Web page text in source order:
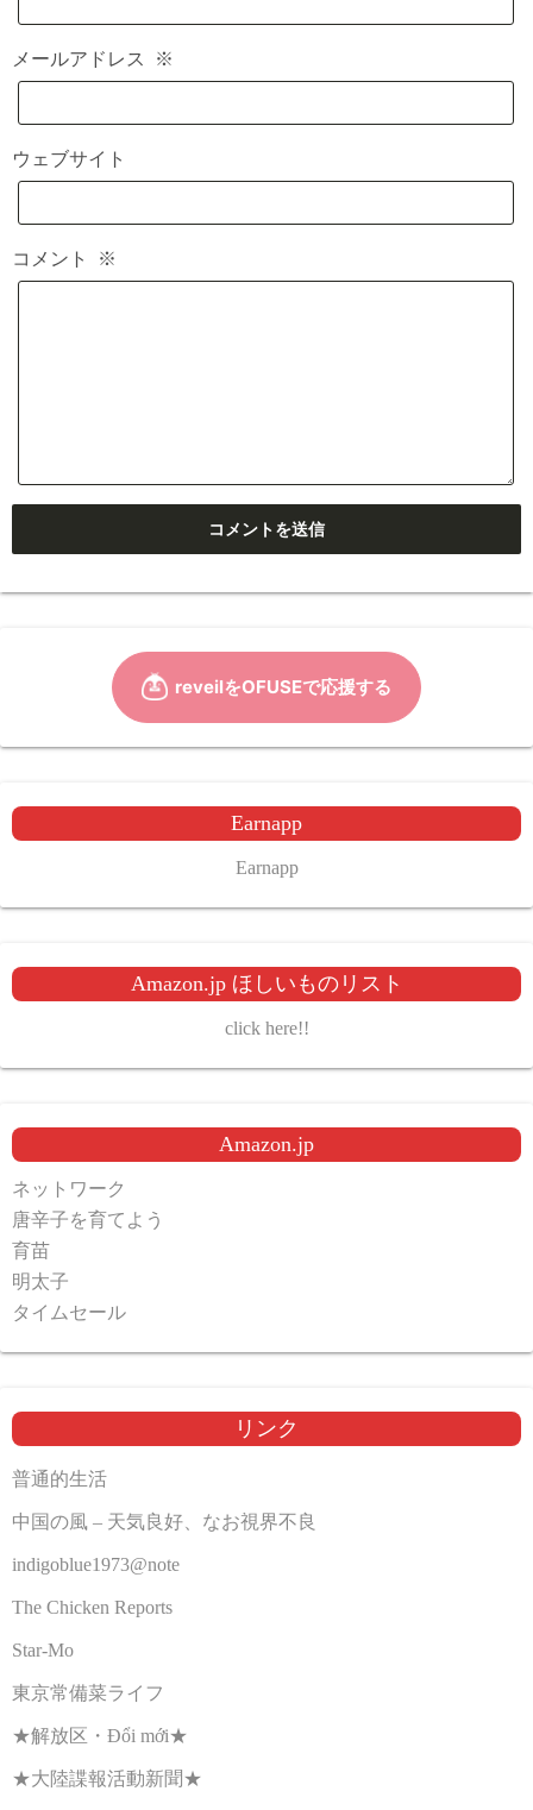
メールアドレス ※
ウェブサイト
コメント ※
Earnapp
Earnapp
Amazon.jp ほしいものリスト
click here!!
Amazon.jp
ネットワーク
唐辛子を育てよう
育苗
明太子
タイムセール
リンク
普通的生活
中国の風 – 天気良好、なお視界不良
indigoblue1973@note
The Chicken Reports
Star-Mo
東京常備菜ライフ
★解放区・Đổi mới★
★大陸諜報活動新聞★